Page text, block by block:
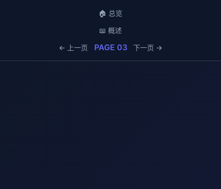
🏠 总览
📖 概述
← 上一页 PAGE 03 下一页 →